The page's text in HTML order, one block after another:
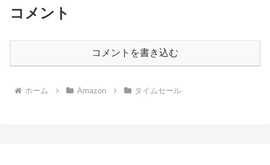
コメント
コメントを書き込む
ホーム Amazon タイムセール